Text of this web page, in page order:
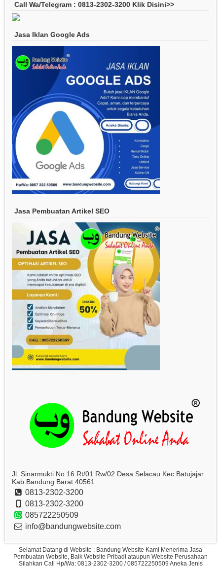
Call Wa/Telegram : 0813-2302-3200 Klik Disini>>
Jasa Iklan Google Ads
Jasa Pembuatan Artikel SEO
Jl. Sinarmukti No 16 Rt/01 Rw/02 Desa Selacau Kec.Batujajar
Kab.Bandung Barat 40561
0813-2302-3200
0813-2302-3200
085722250509
info@bandungwebsite.com
Selamat Datang di Website : Bandung Website Kami Menerima Jasa
Pembuatan Website, Baik Website Pribadi ataupun Website Perusahaan
Silahkan Call Hp/Wa: 0813-2302-3200 / 085722250509 Aneka Jenis